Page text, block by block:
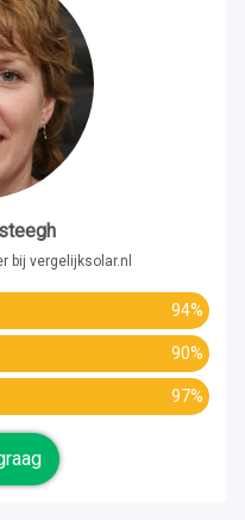
bij vergelijksolar.nl
94%
90%
97%